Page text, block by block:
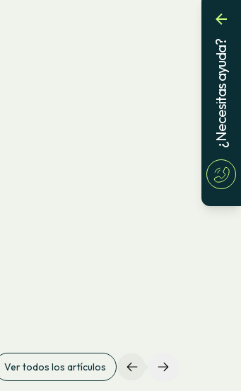
Ver todos los artículos
¿Necesitas ayuda?